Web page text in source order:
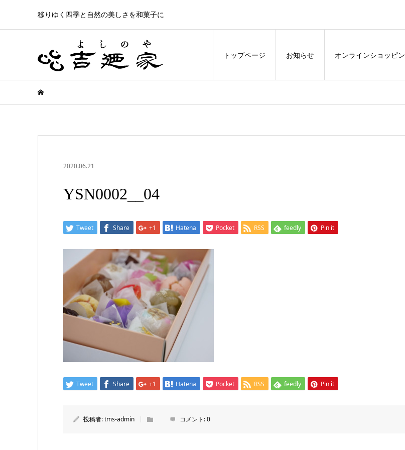
移りゆく四季と自然の美しさを和菓子に
トップページ お知らせ オンラインショッピ
2020.06.21
YSN0002__04
Tweet Share +1 Hatena Pocket RSS feedly Pin it
Tweet Share +1 Hatena Pocket RSS feedly Pin it
投稿者:tms-admin コメント:0